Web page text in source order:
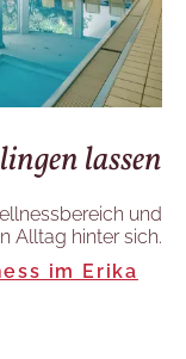
lassen
und
Alltag hinter sich.
im Erika